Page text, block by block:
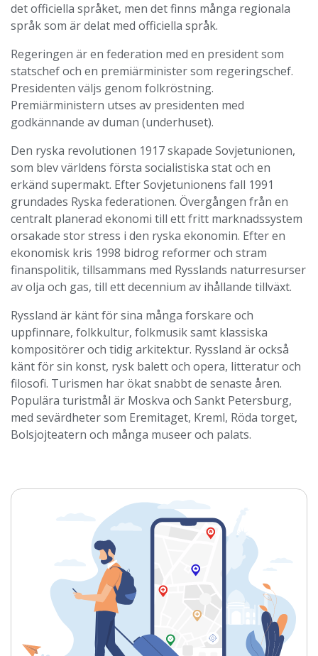
det officiella språket, men det finns många regionala
språk som är delat med officiella språk.
Regeringen är en federation med en president som
statschef och en premiärminister som regeringschef.
Presidenten väljs genom folkröstning.
Premiärministern utses av presidenten med
godkännande av duman (underhuset).
Den ryska revolutionen 1917 skapade Sovjetunionen,
som blev världens första socialistiska stat och en
erkänd supermakt. Efter Sovjetunionens fall 1991
grundades Ryska federationen. Övergången från en
centralt planerad ekonomi till ett fritt marknadssystem
orsakade stor stress i den ryska ekonomin. Efter en
ekonomisk kris 1998 bidrog reformer och stram
finanspolitik, tillsammans med Rysslands naturresurser
av olja och gas, till ett decennium av ihållande tillväxt.
Ryssland är känt för sina många forskare och
uppfinnare, folkkultur, folkmusik samt klassiska
kompositörer och tidig arkitektur. Ryssland är också
känt för sin konst, rysk balett och opera, litteratur och
filosofi. Turismen har ökat snabbt de senaste åren.
Populära turistmål är Moskva och Sankt Petersburg,
med sevärdheter som Eremitaget, Kreml, Röda torget,
Bolsjojteatern och många museer och palats.